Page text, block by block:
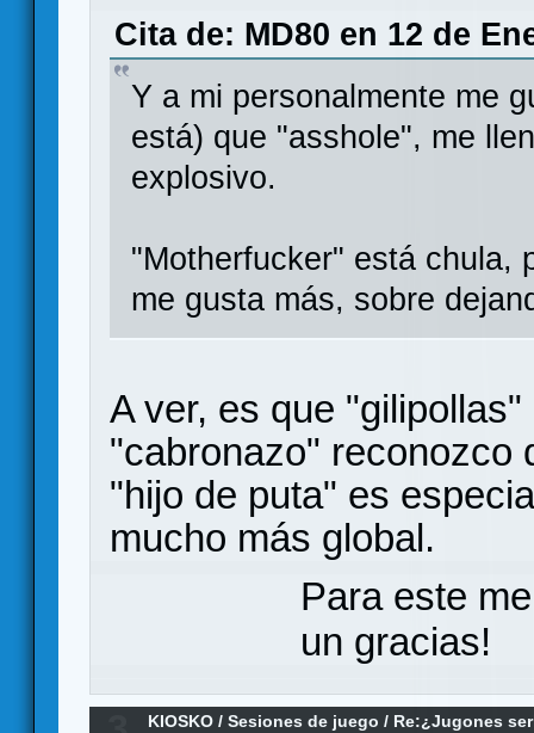
Cita de: MD80 en 12 de
Y a mi personalmente me
está) que "asshole", me
explosivo.
"Motherfucker" está chula,
me gusta más, sobre
A ver, es que
"cabronazo" reconozco
"hijo de puta" es
mucho más global.
Para este
un gracias!
KIOSKO /Sesiones de juego / Re:¿Jugones